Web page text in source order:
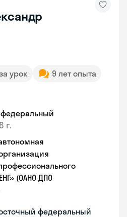
урок
9 лет опыта
г.
(ОАНО ДПО
федеральный